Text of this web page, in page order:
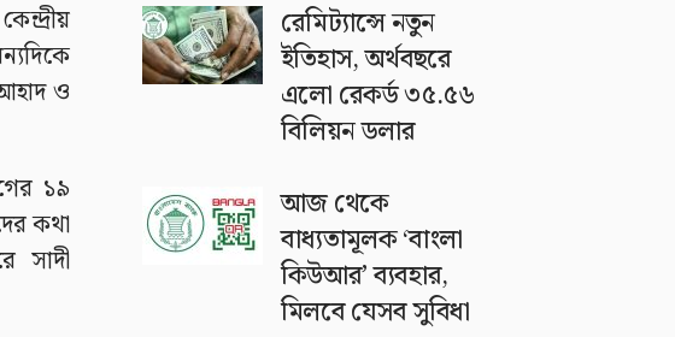
ও
১৯
কথা
সাদী
রেমিট্যান্সে নতুন
ইতিহাস, অর্থবছরে
এলো রেকর্ড ৩৫.৫৬
বিলিয়ন ডলার
আজ থেকে
বাধ্যতামূলক ‘বাংলা
কিউআর’ ব্যবহার,
মিলবে যেসব সুবিধা